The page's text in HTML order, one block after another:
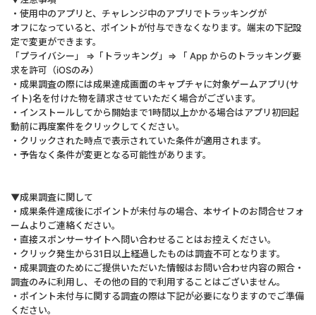
・使用中のアプリと、チャレンジ中のアプリでトラッキングが
オフになっていると、ポイントが付与できなくなります。端末の下記設
定で変更ができます。
「プライバシー」 ⇒「トラッキング」⇒ 「 App からのトラッキング要
求を許可（iOSのみ）
・成果調査の際には成果達成画面のキャプチャに対象ゲームアプリ(サ
イト)名を付けた物を請求させていただく場合がございます。
・インストールしてから開始まで1時間以上かかる場合はアプリ初回起
動前に再度案件をクリックしてください。
・クリックされた時点で表示されていた条件が適用されます。
・予告なく条件が変更となる可能性があります。
▼成果調査に関して
・成果条件達成後にポイントが未付与の場合、本サイトのお問合せフォ
ームよりご連絡ください。
・直接スポンサーサイトへ問い合わせることはお控えください。
・クリック発生から31日以上経過したものは調査不可となります。
・成果調査のためにご提供いただいた情報はお問い合わせ内容の照合・
調査のみに利用し、その他の目的で利用することはございません。
・ポイント未付与に関する調査の際は下記が必要になりますのでご準備
ください。